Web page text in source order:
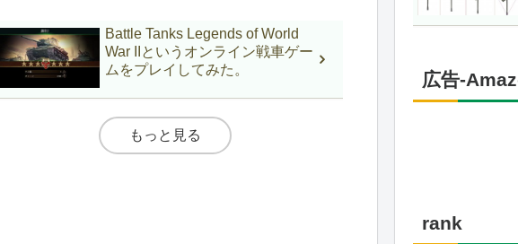
Battle Tanks Legends of World
War IIというオンライン戦車ゲー
ムをプレイしてみた。
もっと見る
広告-
rank